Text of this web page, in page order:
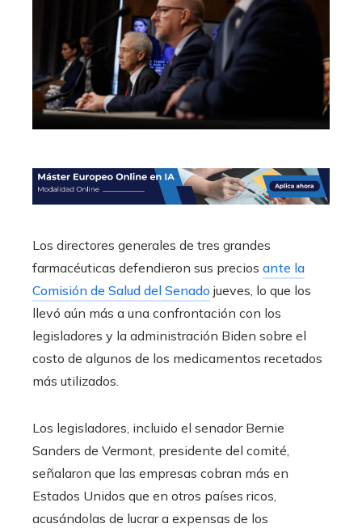
Los directores generales de tres grandes
farmacéuticas defendieron sus precios ante la
Comisión de Salud del Senado jueves, lo que los
llevó aún más a una confrontación con los
legisladores y la administración Biden sobre el
costo de algunos de los medicamentos recetados
más utilizados.
Los legisladores, incluido el senador Bernie
Sanders de Vermont, presidente del comité,
señalaron que las empresas cobran más en
Estados Unidos que en otros países ricos,
acusándolas de lucrar a expensas de los